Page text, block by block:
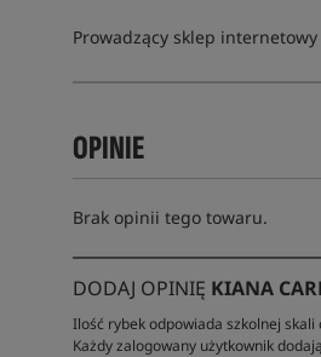
Prowadzący sklep
OPINIE
Brak opinii tego towaru.
DODAJ OPINIĘ KIANA
Ilość rybek odpowiada szkolnej skali
Każdy zalogowany użytkownik